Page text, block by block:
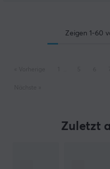
Zeigen 1-60
Zuletzt